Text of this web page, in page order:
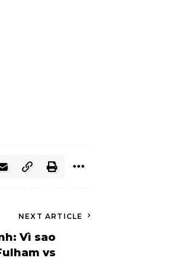
NEXT ARTICLE
Vì sao
vs